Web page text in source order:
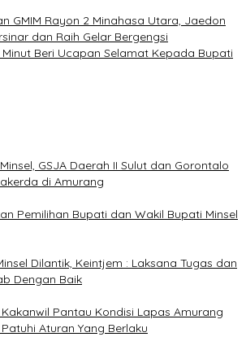
GMIM Rayon 2 Minahasa Utara, Jaedon
dan Raih Gelar Bergengsi
Beri Ucapan Selamat Kepada Bupati
GSJA Daerah II Sulut dan Gorontalo
di Amurang
Pemilihan Bupati dan Wakil Bupati Minsel
Dilantik, Keintjem : Laksana Tugas dan
Dengan Baik
Pantau Kondisi Lapas Amurang
Aturan Yang Berlaku